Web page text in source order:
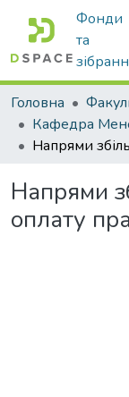
Фонди
та
Головна
Напрями
оплату